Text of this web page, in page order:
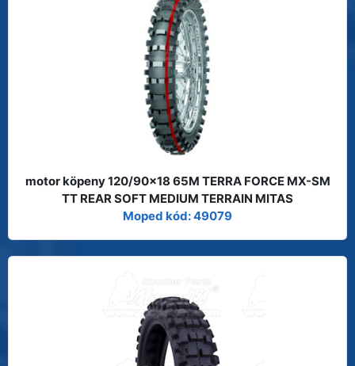
motor köpeny 120/90x18 65M TERRA FORCE MX-SM
TT REAR SOFT MEDIUM TERRAIN MITAS
Moped kód: 49079